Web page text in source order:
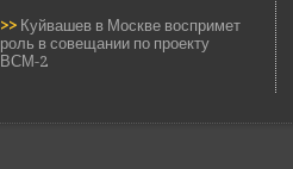
>> Куйвашев в Москве воспримет
роль в совещании по проекту
ВСМ-2